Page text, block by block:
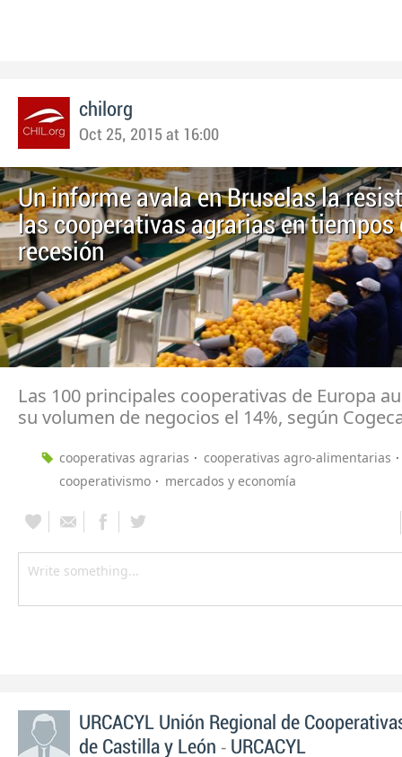
chilorg
Oct 25, 2015 at 16:00
Un informe avala en Bruselas la
las cooperativas agrarias en tiempos
recesión
Las 100 principales cooperativas de Europa
su volumen de negocios el 14%, según
cooperativas agrarias
cooperativas agro-alimentarias
cooperativismo
mercados y economía
URCACYL Unión Regional de
de Castilla y León - URCACYL